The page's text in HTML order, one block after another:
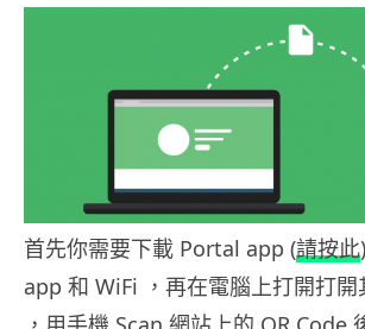
首先你需要下載 Portal app (請按此
app 和 WiFi ，再在電腦上打開打開